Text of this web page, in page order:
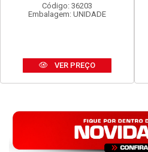
Código: 36203
Embalagem: UNIDADE
VER PREÇO